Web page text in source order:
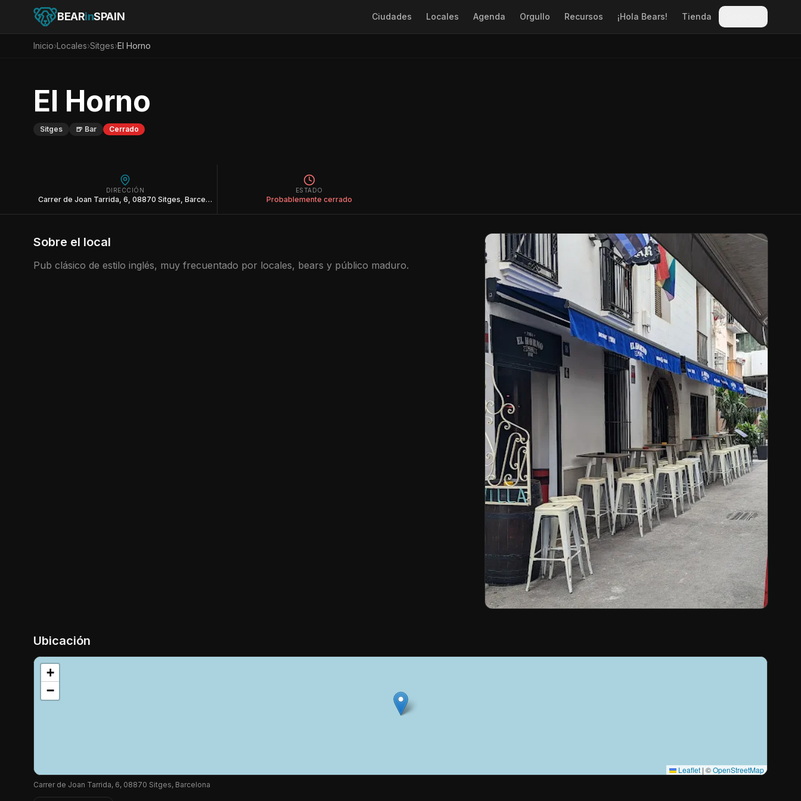
BEARinSPAIN Ciudades Locales Agenda Orgullo Recursos ¡Hola Bears! Tienda
Inicio›Locales›Sitges›El Horno
El Horno
Sitges 🍺 Bar Cerrado
DIRECCIÓN
Carrer de Joan Tarrida, 6, 08870 Sitges, Barcelona
ESTADO
Probablemente cerrado
Sobre el local
Pub clásico de estilo inglés, muy frecuentado por locales, bears y público maduro.
Ubicación
+
−
Leaflet | ©OpenStreetMap
Carrer de Joan Tarrida, 6, 08870 Sitges, Barcelona